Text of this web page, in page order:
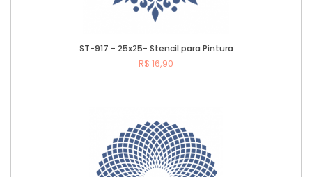
ST-917 - 25x25- Stencil para Pintura
R$ 16,90